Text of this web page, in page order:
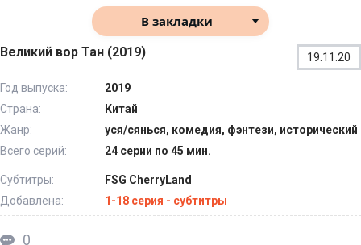
В закладки
Великий вор Тан (2019) 19.11.20
Год выпуска:
2019
Страна:
Китай
Жанр:
уся/сянься, комедия, фэнтези, исторический
Всего серий:
24 серии по 45 мин.
Субтитры:
FSG CherryLand
Добавлена:
1-18 серия - субтитры
0